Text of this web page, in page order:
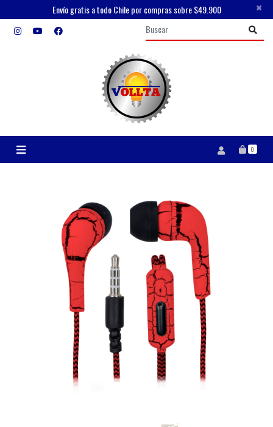
Envío gratis a todo Chile por compras sobre $49.900 ×
0